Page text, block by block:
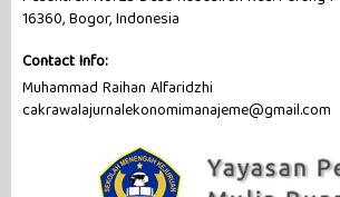
16360, Bogor, Indonesia
Contact Info:
Muhammad Raihan Alfaridzhi
cakrawalajurnalekonomimanajeme@gmail.com